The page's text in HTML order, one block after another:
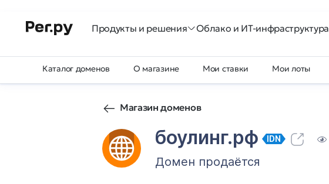
Продукты и решения Облако и ИТ-инфраструктура
Каталог доменов О магазине Мои ставки Мои лоты
Магазин доменов
боулинг.рф IDN
Домен продаётся